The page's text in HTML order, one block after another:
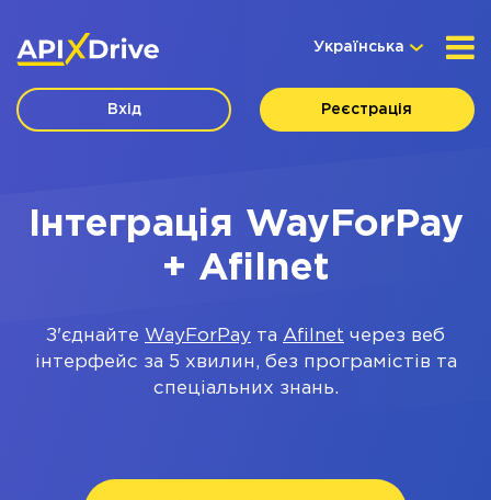
Українська
Вхід Реєстрація
Інтеграція WayForPay
+ Afilnet
З'єднайте WayForPay та Afilnet через веб
інтерфейс за 5 хвилин, без програмістів та
спеціальних знань.